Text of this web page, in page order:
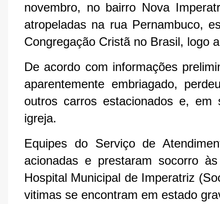
novembro, no bairro Nova
atropeladas na rua Pernambuco,
Congregação Cristã no Brasil, logo
De acordo com informações
aparentemente embriagado,
outros carros estacionados e,
igreja.
Equipes do Serviço de
acionadas e prestaram socorro
Hospital Municipal de Imperatriz
vitimas se encontram em estado